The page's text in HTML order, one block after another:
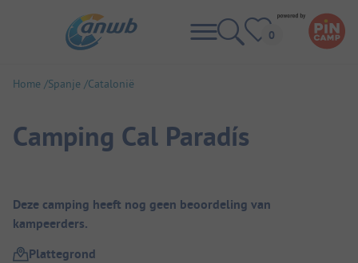
Home Spanje Catalonië
Camping Cal Paradís
Camping overzicht
Deze camping heeft nog geen beoordeling van
kampeerders.
Plattegrond